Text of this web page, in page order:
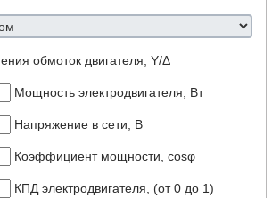
обмоток двигателя, Y/Δ
Мощность электродвигателя, Вт
Напряжение в сети, В
Коэффициент мощности, cosφ
КПД электродвигателя, (от 0 до 1)